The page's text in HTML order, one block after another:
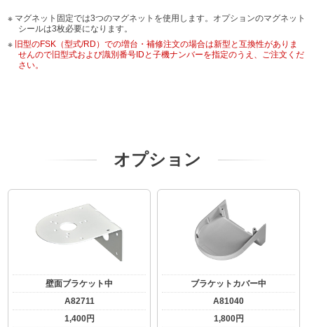
マグネット固定では3つのマグネットを使用します。オプションのマグネット
シールは3枚必要になります。
旧型のFSK（型式/RD）での増台・補修注文の場合は新型と互換性がありま
せんので旧型式および識別番号IDと子機ナンバーを指定のうえ、ご注文くだ
さい。
オプション
壁面ブラケット中
A82711
1,400円
ブラケットカバー中
A81040
1,800円